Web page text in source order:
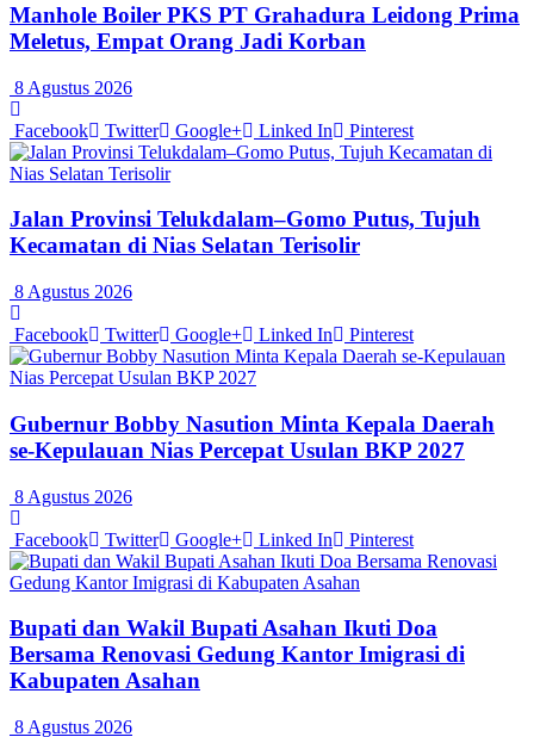
Manhole Boiler PKS PT Grahadura Leidong Prima
Meletus, Empat Orang Jadi Korban
8 Agustus 2026
Facebook Twitter Google+ Linked In Pinterest
Jalan Provinsi Telukdalam–Gomo Putus, Tujuh
Kecamatan di Nias Selatan Terisolir
8 Agustus 2026
Facebook Twitter Google+ Linked In Pinterest
Gubernur Bobby Nasution Minta Kepala Daerah
se-Kepulauan Nias Percepat Usulan BKP 2027
8 Agustus 2026
Facebook Twitter Google+ Linked In Pinterest
Bupati dan Wakil Bupati Asahan Ikuti Doa
Bersama Renovasi Gedung Kantor Imigrasi di
Kabupaten Asahan
8 Agustus 2026